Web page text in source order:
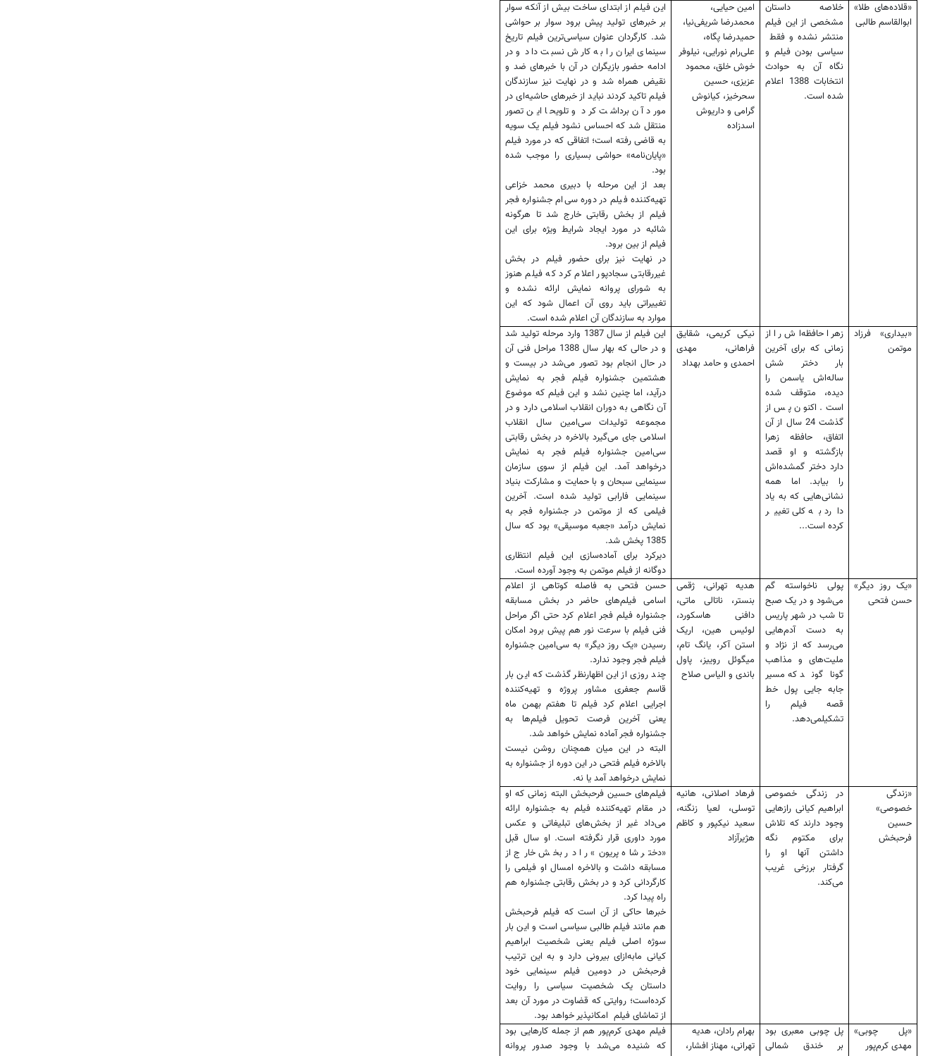
«قلاده‌‌های طلا»
ابوالقاسم طالبی
خلاصه داستان
مشخصی از این فیلم
منتشر نشده و فقط
سیاسی بودن فیلم و
نگاه آن به حوادث
انتخابات 1388 اعلام
شده است.
امین حیایی،
محمدرضا شریفی‌نیا،
حمیدرضا پگاه،
علی‌رام نورایی، نیلوفر
خوش خلق، محمود
عزیزی، حسین
سحرخیز، کیانوش
گرامی و داریوش
اسدزاده
این فیلم از ابتدای ساخت بیش از آنکه سوار
بر خبرهای تولید پیش برود سوار بر حواشی
شد. کارگردان عنوان سیاسی‌ترین فیلم تاریخ
سینمای ایران را به کارش نسبت داد و در
ادامه حضور بازیگران در آن با خبرهای ضد و
نقیض همراه شد و در نهایت نیز سازندگان
فیلم تاکید کردند نباید از خبرهای حاشیه‌ای در
مورد آن برداشت کرد و تلویحا این تصور
منتقل شد که احساس نشود فیلم یک سویه
به قاضی رفته است؛ اتفاقی که در مورد فیلم
«پایان‌نامه» حواشی بسیاری را موجب شده
بود.
بعد از این مرحله با دبیری محمد خزاعی
تهیه‌کننده فیلم در دوره سی‌ام جشنواره فجر
فیلم از بخش رقابتی خارج شد تا هرگونه
شائبه در مورد ایجاد شرایط ویژه برای این
فیلم از بین برود.
در نهایت نیز برای حضور فیلم در بخش
غیررقابتی سجادپور اعلام کرد که فیلم هنوز
به شورای پروانه نمایش ارائه نشده و
تغییراتی باید روی آن اعمال شود که این
موارد به سازندگان آن اعلام شده است.
«بیداری» فرزاد
موتمن
زهرا حافظه‌اش را از
زمانی که برای آخرین
بار دختر شش
ساله‌اش یاسمن را
دیده، متوقف شده
است. اکنون پس از
گذشت 24 سال از آن
اتفاق، حافظه زهرا
بازگشته و او قصد
دارد دختر گمشده‌اش
را بیابد. اما همه
نشانی‌هایی که به یاد
دارد به کلی تغییر
کرده است...
نیکی کریمی، شقایق
فراهانی، مهدی
احمدی و حامد بهداد
این فیلم از سال 1387 وارد مرحله تولید شد
و در حالی که بهار سال 1388 مراحل فنی آن
در حال انجام بود تصور می‌شد در بیست و
هشتمین جشنواره فیلم فجر به نمایش
درآید، اما چنین نشد و این فیلم که موضوع
آن نگاهی به دوران انقلاب اسلامی دارد و در
مجموعه تولیدات سی‌امین سال انقلاب
اسلامی جای می‌گیرد بالاخره در بخش رقابتی
سی‌امین جشنواره فیلم فجر به نمایش
درخواهد آمد. این فیلم از سوی سازمان
سینمایی سبحان و با حمایت و مشارکت بنیاد
سینمایی فارابی تولید شده است. آخرین
فیلمی که از موتمن در جشنواره فجر به
نمایش درآمد «جعبه موسیقی» بود که سال
1385 پخش شد.
دیرکرد برای آماده‌سازی این فیلم انتظاری
دوگانه از فیلم موتمن به وجود آورده است.
«یک روز دیگر»
حسن فتحی
پولی ناخواسته گم
می‌شود و در یک صبح
تا شب در شهر پاریس
به دست آدم‌هایی
می‌رسد که از نژاد و
ملیت‌های و مذاهب
گوناگوند که مسیر
جابه جایی پول خط
قصه فیلم را
تشکیلمی‌دهد.
هدیه تهرانی، ژقمی
بنستر، ‌ناتالی ماتی،
دافنی هاسکورد‌،
لوئیس هین، اریک
استن آکر، یانگ تام،‌
میگوئل روییز، ‌پاول
باندی و الیاس صلاح
حسن فتحی به فاصله کوتاهی از اعلام
اسامی فیلم‌های حاضر در بخش مسابقه
جشنواره فیلم فجر اعلام کرد حتی اگر مراحل
فنی فیلم با سرعت نور هم پیش برود امکان
رسیدن «یک روز دیگر» به سی‌امین جشنواره
فیلم فجر وجود ندارد.
چند روزی از این اظهارنظر گذشت که این بار
قاسم جعفری مشاور پروژه و تهیه‌کننده
اجرایی اعلام کرد فیلم تا هفتم بهمن ماه
یعنی آخرین فرصت تحویل فیلم‌ها به
جشنواره فجر آماده نمایش خواهد شد.
البته در این میان همچنان روشن نیست
بالاخره فیلم فتحی در این دوره از جشنواره به
نمایش درخواهد آمد یا نه.
«زندگی
خصوصی»
حسین
فرحبخش
در زندگی خصوصی
ابراهیم کیانی رازهایی
وجود دارند که تلاش
برای مکتوم نگه
داشتن آنها او را
گرفتار برزخی غریب
می‌کند.
فرهاد اصلانی، هانیه
توسلی، لعیا زنگنه،
سعید نیکپور و کاظم
هژیرآزاد
فیلم‌های حسین فرحبخش البته زمانی که او
در مقام تهیه‌کننده فیلم به جشنواره ارائه
می‌داد غیر از بخش‌های تبلیغاتی و عکس
مورد داوری قرار نگرفته است. او سال قبل
«دختر شاه پریون» را در بخش خارج از
مسابقه داشت و بالاخره امسال او فیلمی را
کارگردانی کرد و در بخش رقابتی جشنواره هم
راه پیدا کرد.
خبرها حاکی از آن است که فیلم فرحبخش
هم مانند فیلم طالبی سیاسی است و این بار
سوژه اصلی فیلم یعنی شخصیت ابراهیم
کیانی ما‌به‌ازای بیرونی دارد و به این ترتیب
فرحبخش در دومین فیلم سینمایی خود
داستان یک شخصیت سیاسی را روایت
کرده‌است؛ روایتی که قضاوت در مورد آن بعد
از تماشای فیلم امکانپذیر خواهد بود.
«پل چوبی»
مهدی کرم‌پور
پل چوبی معبری بود
بر خندق شمالی
بهرام رادان، هدیه
تهرانی، مهناز افشار،
فیلم مهدی کرم‌پور هم از جمله کارهایی بود
که شنیده می‌شد با وجود صدور پروانه